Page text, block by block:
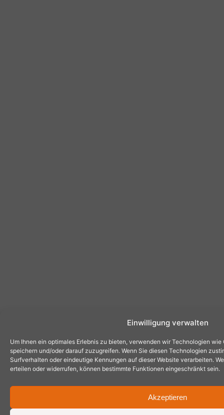
Einwilligung verwalten
Um Ihnen ein optimales Erlebnis zu bieten, verwenden wir Technologien
speichern und/oder darauf zuzugreifen. Wenn Sie diesen Technologien
Surfverhalten oder eindeutige Kennungen auf dieser Website verarbeiten.
erteilen oder widerrufen, können bestimmte Funktionen eingeschränkt sein.
Akzeptieren